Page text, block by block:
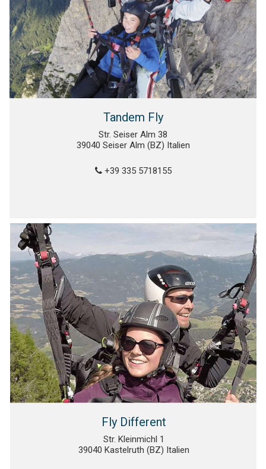
Tandem Fly
Str. Seiser Alm 38
39040 Seiser Alm (BZ) Italien
+39 335 5718155
Fly Different
Str. Kleinmichl 1
39040 Kastelruth (BZ) Italien